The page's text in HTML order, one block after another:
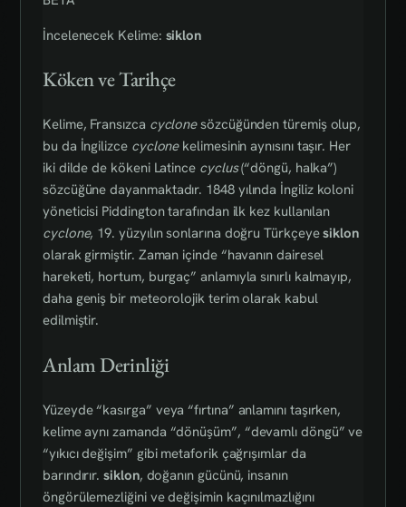
İncelenecek Kelime: siklon
Köken ve Tarihçe
Kelime, Fransızca cyclonesözcüğünden türemiş olup,
bu da İngilizce cyclonekelimesinin aynısını taşır. Her
iki dilde de kökeni Latince cyclus(“döngü, halka”)
sözcüğüne dayanmaktadır. 1848 yılında İngiliz koloni
yöneticisi Piddington tarafından ilk kez kullanılan
cyclone, 19. yüzyılın sonlarına doğru Türkçeyesiklon
olarak girmiştir. Zaman içinde “havanın dairesel
hareketi, hortum, burgaç” anlamıyla sınırlı kalmayıp,
daha geniş bir meteorolojik terim olarak kabul
edilmiştir.
Anlam Derinliği
Yüzeyde “kasırga” veya “fırtına” anlamını taşırken,
kelime aynı zamanda “dönüşüm”, “devamlı döngü” ve
“yıkıcı değişim” gibi metaforik çağrışımlar da
barındırır.siklon, doğanın gücünü, insanın
öngörülemezliğini ve değişimin kaçınılmazlığını